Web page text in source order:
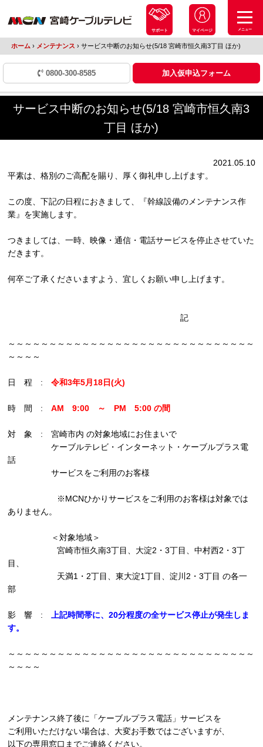
サポート マイページ メニュー
ホーム › メンテナンス ›サービス中断のお知らせ(5/18 宮崎市恒久南3丁目 ほか)
0800-300-8585 加入仮申込フォーム
サービス中断のお知らせ(5/18 宮崎市恒久南3
丁目 ほか)
2021.05.10
平素は、格別のご高配を賜り、厚く御礼申し上げます。
この度、下記の日程におきまして、『幹線設備のメンテナンス作
業』を実施します。
つきましては、一時、映像・通信・電話サービスを停止させていた
だきます。
何卒ご了承くださいますよう、宜しくお願い申し上げます。
記
～～～～～～～～～～～～～～～～～～～～～～～～～～～～～～
～～～～
日 程 :令和3年5月18日(火)
時 間 :AM 9:00 ～ PM 5:00 の間
対 象 : 宮崎市内 の対象地域にお住まいで
ケーブルテレビ・インターネット・ケーブルプラス電
話
サービスをご利用のお客様
※MCNひかりサービスをご利用のお客様は対象では
ありません。
＜対象地域＞
宮崎市恒久南3丁目、大淀2・3丁目、中村西2・3丁
目、
天満1・2丁目、東大淀1丁目、淀川2・3丁目 の各一
部
影 響 :上記時間帯に、20分程度の全サービス停止が発生しま
す。
～～～～～～～～～～～～～～～～～～～～～～～～～～～～～～
～～～～
メンテナンス終了後に「ケーブルプラス電話」サービスを
ご利用いただけない場合は、大変お手数ではございますが、
以下の専用窓口までご連絡ください。